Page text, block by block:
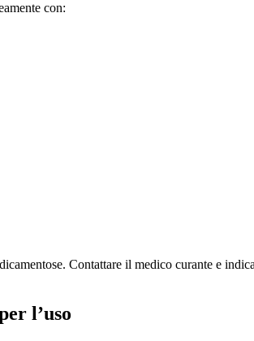
con:
Contattare il medico curante e
l’uso